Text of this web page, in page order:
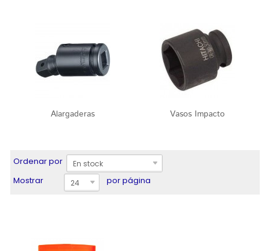
Alargaderas Vasos Impacto
Ordenar por En stock
Mostrar 24 por página